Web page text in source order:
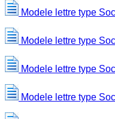
Modele lettre type
Modele lettre type
Modele lettre type
Modele lettre type